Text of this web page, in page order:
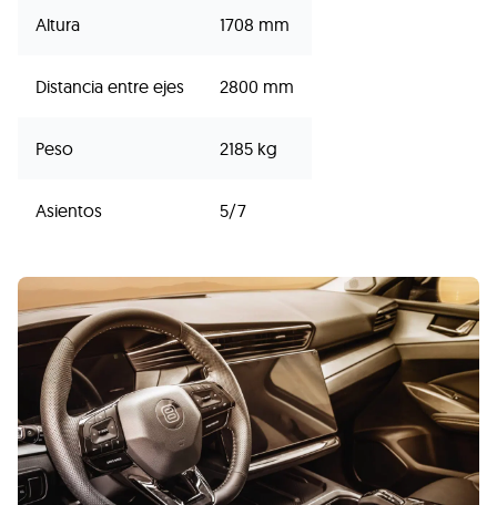
Altura 1708 mm
Distancia entre ejes 2800 mm
Peso 2185 kg
Asientos 5/7